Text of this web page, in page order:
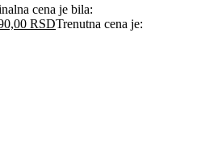
cena je bila:
RSDTrenutna cena je: